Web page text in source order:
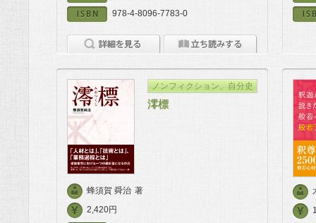
978-4-8096-7783-0
ノンフィクション、自分史
澪標
蜂須賀 舜治 著
2,420円